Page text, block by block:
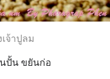
จ้าปูลม
นปั้น ขยันก่อ